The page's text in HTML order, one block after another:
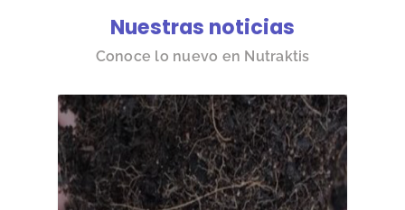
Nuestras noticias
Conoce lo nuevo en Nutraktis